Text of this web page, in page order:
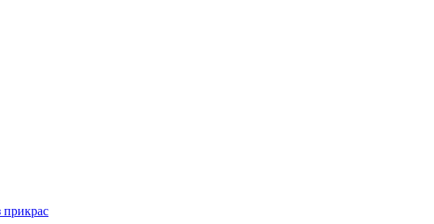
прикрас